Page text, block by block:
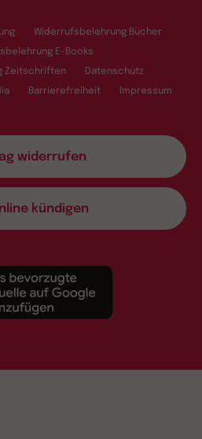
Widerrufsbelehrung Bücher
E-Books
Zeitschriften Datenschutz
Barrierefreiheit Impressum
widerrufen
kündigen